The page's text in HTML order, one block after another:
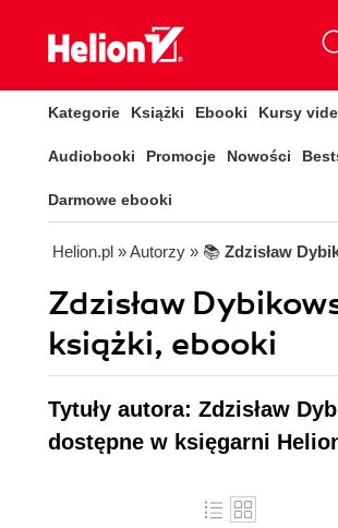
Kategorie Książki Ebooki Kursy
Audiobooki Promocje Nowości
Darmowe ebooki
Helion.pl » Autorzy » 📚 Zdzisław
Zdzisław
książki, ebooki
Tytuły autora: Zdzisław
dostępne w księgarni